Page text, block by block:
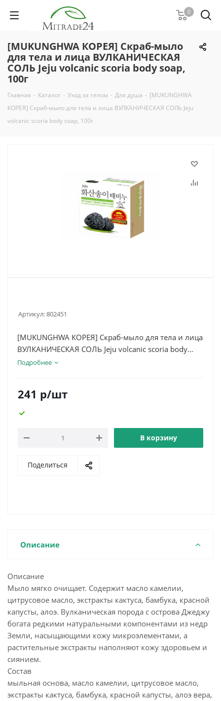
0
[MUKUNGHWA КОРЕЯ] Скраб-мыло
для тела и лица ВУЛКАНИЧЕСКАЯ
СОЛЬ Jeju volcanic scoria body soap,
100г
Главная - Каталог - Уход за телом - Для душа - [MUKUNGHWA
КОРЕЯ] Скраб-мыло для тела и лица ВУЛКАНИЧЕСКАЯ СОЛЬ Jeju
volcanic scoria body soap, 100г
Артикул:802451
[MUKUNGHWA КОРЕЯ] Скраб-мыло для тела и лица
ВУЛКАНИЧЕСКАЯ СОЛЬ Jeju volcanic scoria body
soap, 100г
Подробнее
241 р/шт
В корзину
Поделиться
Описание
Описание
Мыло мягко очищает. Содержит масло камелии,
цитрусовое масло, экстракты кактуса, бамбука, красной
капусты, алоэ. Вулканическая порода с острова Джеджу
богата редкими натуральными компонентами из недр
Земли, насыщающими кожу микроэлементами, а
растительные экстракты наполняют кожу здоровьем и
сиянием.
Состав
мыльная основа, масло камелии, цитрусовое масло,
экстракты кактуса, бамбука, красной капусты, алоэ вера,